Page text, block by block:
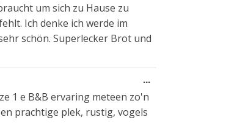
um sich zu Hause zu
Ich denke ich werde im
schön. Superlecker Brot und
1 e B&B ervaring meteen zo'n
prachtige plek, rustig, vogels
...